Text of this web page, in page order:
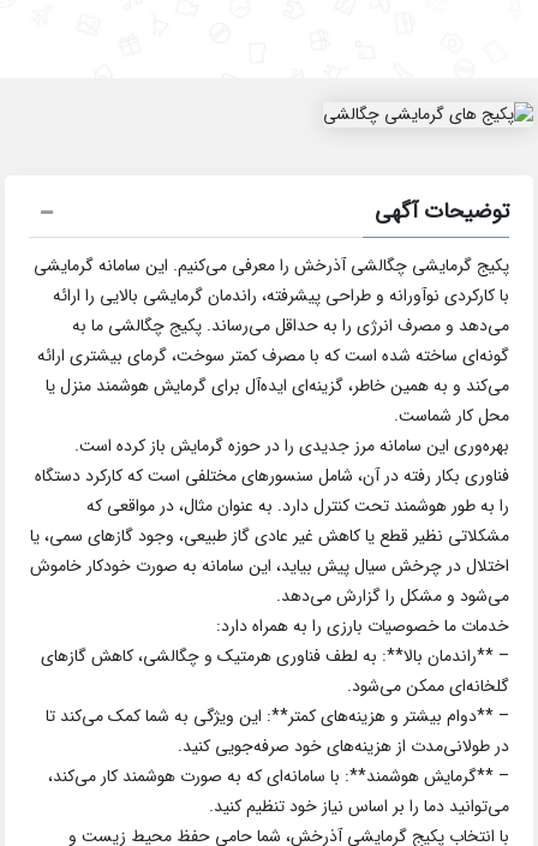
توضیحات آگهی
پکیج گرمایشی چگالشی آذرخش را معرفی می‌کنیم. این سامانه گرمایشی
با کارکردی نوآورانه و طراحی پیشرفته، راندمان گرمایشی بالایی را ارائه
می‌دهد و مصرف انرژی را به حداقل می‌رساند. پکیج چگالشی ما به
گونه‌ای ساخته شده است که با مصرف کمتر سوخت، گرمای بیشتری ارائه
می‌کند و به همین خاطر، گزینه‌ای ایده‌آل برای گرمایش هوشمند منزل یا
محل کار شماست.
بهره‌وری این سامانه مرز جدیدی را در حوزه گرمایش باز کرده است.
فناوری بکار رفته در آن، شامل سنسورهای مختلفی است که کارکرد دستگاه
را به طور هوشمند تحت کنترل دارد. به عنوان مثال، در مواقعی که
مشکلاتی نظیر قطع یا کاهش غیر عادی گاز طبیعی، وجود گازهای سمی، یا
اختلال در چرخش سیال پیش بیاید، این سامانه به صورت خودکار خاموش
می‌شود و مشکل را گزارش می‌دهد.
خدمات ما خصوصیات بارزی را به همراه دارد:
– **راندمان بالا**: به لطف فناوری هرمتیک و چگالشی، کاهش گازهای
گلخانه‌ای ممکن می‌شود.
– **دوام بیشتر و هزینه‌های کمتر**: این ویژگی به شما کمک می‌کند تا
در طولانی‌مدت از هزینه‌های خود صرفه‌جویی کنید.
– **گرمایش هوشمند**: با سامانه‌ای که به صورت هوشمند کار می‌کند،
می‌توانید دما را بر اساس نیاز خود تنظیم کنید.
با انتخاب پکیج گرمایشی آذرخش، شما حامی حفظ محیط زیست و